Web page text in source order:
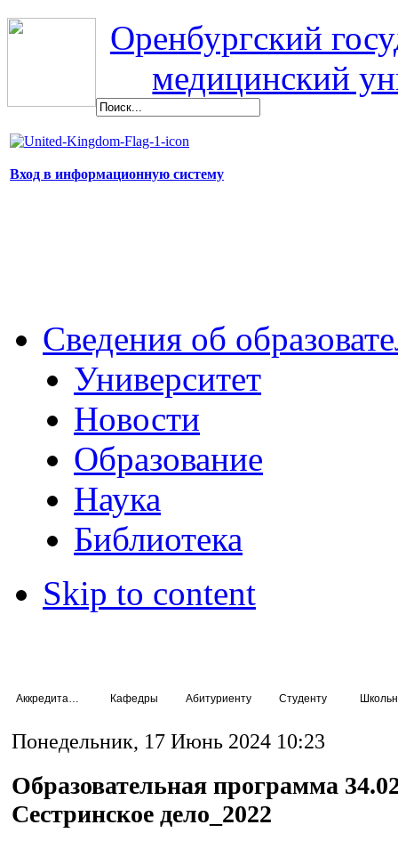
Оренбургский
медицинский
Вход в информационную систему
Сведения об
Университет
Новости
Образование
Наука
Библиотека
Skip to content
Кафедры Абитуриенту Студенту
Понедельник, 17 Июнь 2024 10:23
Образовательная программа
Сестринское дело_2022